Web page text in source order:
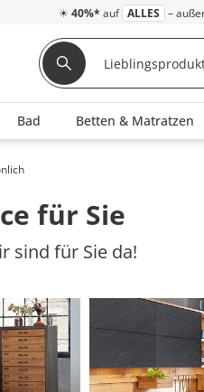
☀ 40%* auf ALLES –
Bad Betten & Matratzen
für Sie
sind für Sie da!